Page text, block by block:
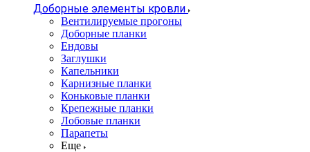
Доборные элементы кровли
Вентилируемые прогоны
Доборные планки
Ендовы
Заглушки
Капельники
Карнизные планки
Коньковые планки
Крепежные планки
Лобовые планки
Парапеты
Еще